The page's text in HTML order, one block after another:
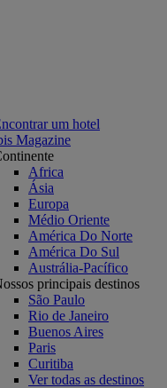
um hotel
Magazine
Africa
Ásia
Europa
Médio Oriente
América Do Norte
América Do Sul
Austrália-Pacífico
principais destinos
São Paulo
Rio de Janeiro
Buenos Aires
Paris
Curitiba
Ver todas as destinos